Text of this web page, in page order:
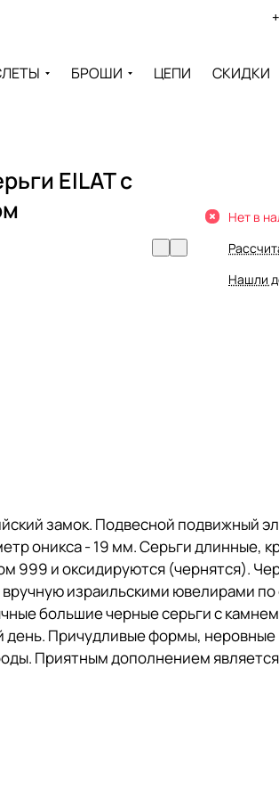
БРОШИ ЦЕПИ СКИДКИ
EILAT с
Нет в
Нашли
замок. Подвесной подвижный
оникса - 19 мм. Серьги длинные,
999 и оксидируются (чернятся).
израильскими ювелирами по
большие черные серьги с
день. Причудливые формы,
Приятным дополнением